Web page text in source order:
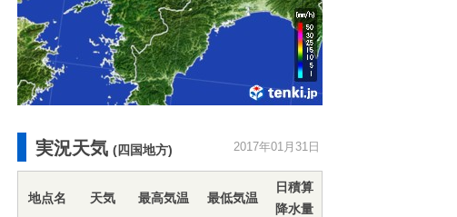
実況天気 (四国地方) 2017年01月31日
地点名 天気 最高気温 最低気温
日積算
降水量